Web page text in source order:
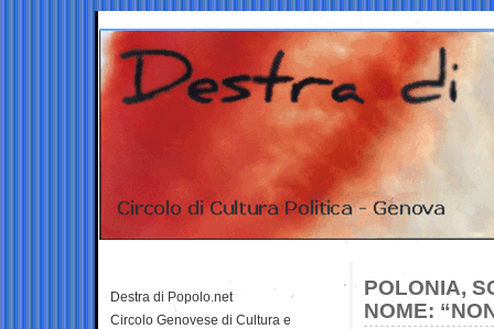
POLONIA,
NOME:
Destra di Popolo.net
Circolo Genovese di Cultura e